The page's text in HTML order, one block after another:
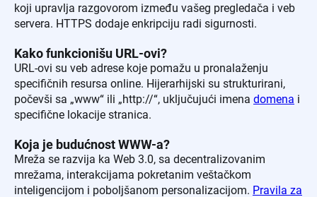
koji upravlja razgovorom između vašeg pregledača i veb
servera. HTTPS dodaje enkripciju radi sigurnosti.
Kako funkcionišu URL-ovi?
URL-ovi su veb adrese koje pomažu u pronalaženju
specifičnih resursa online. Hijerarhijski su strukturirani,
počevši sa „www“ ili „http://“, uključujući imena domena i
specifične lokacije stranica.
Koja je budućnost WWW-a?
Mreža se razvija ka Web 3.0, sa decentralizovanim
mrežama, interakcijama pokretanim veštačkom
inteligencijom i poboljšanom personalizacijom. Pravila za